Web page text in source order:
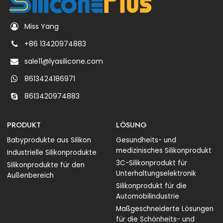
Miss Yang
+86 13420974883
sale11@lyasilicone.com
8613424186971
8613420974883
PRODUKT
Babyprodukte aus Silikon
Industrielle Silikonprodukte
Silikonprodukte für den
Außenbereich
LÖSUNG
Gesundheits- und
medizinisches Silikonprodukt
3C-Silikonprodukt für
Unterhaltungselektronik
Silikonprodukt für die
Automobilindustrie
Maßgeschneiderte Lösungen
für die Schönheits- und